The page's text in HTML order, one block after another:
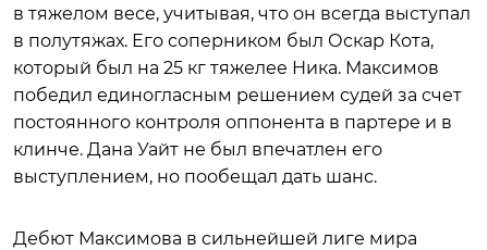
в тяжелом весе, учитывая, что он всегда выступал
в полутяжах. Его соперником был Оскар Кота,
который был на 25 кг тяжелее Ника. Максимов
победил единогласным решением судей за счет
постоянного контроля оппонента в партере и в
клинче. Дана Уайт не был впечатлен его
выступлением, но пообещал дать шанс.
Дебют Максимова в сильнейшей лиге мира